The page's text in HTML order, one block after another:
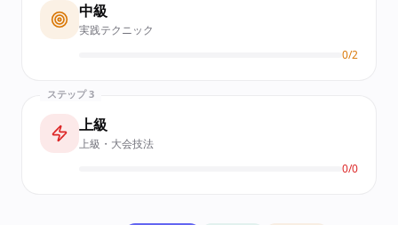
中級
実践テクニック
0/2
ステップ 3
上級
上級・大会技法
0/0